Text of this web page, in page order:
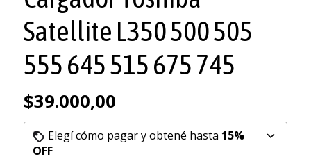
Satellite L350 500 505
555 645 515 675 745
$39.000,00
Elegí cómo pagar y obtené hasta 15%
OFF